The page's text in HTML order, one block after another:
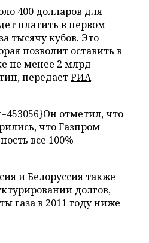
400 долларов для
платить в первом
тысячу кубов. Это
позволит оставить в
не менее 2 млрд
передаетРИА
Он отметил, что
что Газпром
все 100%
и Белоруссия также
долгов,
газа в 2011 году ниже